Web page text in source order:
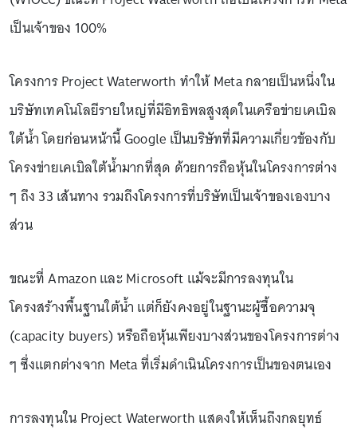
เป็นเจ้าของ 100%
โครงการ Project Waterworth ทำให้ Meta กลายเป็นหนึ่งใน
บริษัทเทคโนโลยีรายใหญ่ที่มีอิทธิพลสูงสุดในเครือข่ายเคเบิล
ใต้น้ำ โดยก่อนหน้านี้ Google เป็นบริษัทที่มีความเกี่ยวข้องกับ
โครงข่ายเคเบิลใต้น้ำมากที่สุด ด้วยการถือหุ้นในโครงการต่าง
ๆ ถึง 33 เส้นทาง รวมถึงโครงการที่บริษัทเป็นเจ้าของเองบาง
ส่วน
ขณะที่ Amazon และ Microsoft แม้จะมีการลงทุนใน
โครงสร้างพื้นฐานใต้น้ำ แต่ก็ยังคงอยู่ในฐานะผู้ซื้อความจุ
(capacity buyers) หรือถือหุ้นเพียงบางส่วนของโครงการต่าง
ๆ ซึ่งแตกต่างจาก Meta ที่เริ่มดำเนินโครงการเป็นของตนเอง
การลงทุนใน Project Waterworth แสดงให้เห็นถึงกลยุทธ์